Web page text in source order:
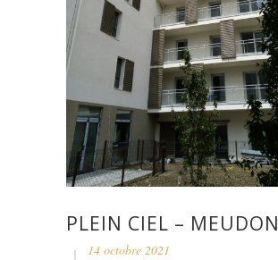
PLEIN CIEL – MEUDON
14 octobre 2021